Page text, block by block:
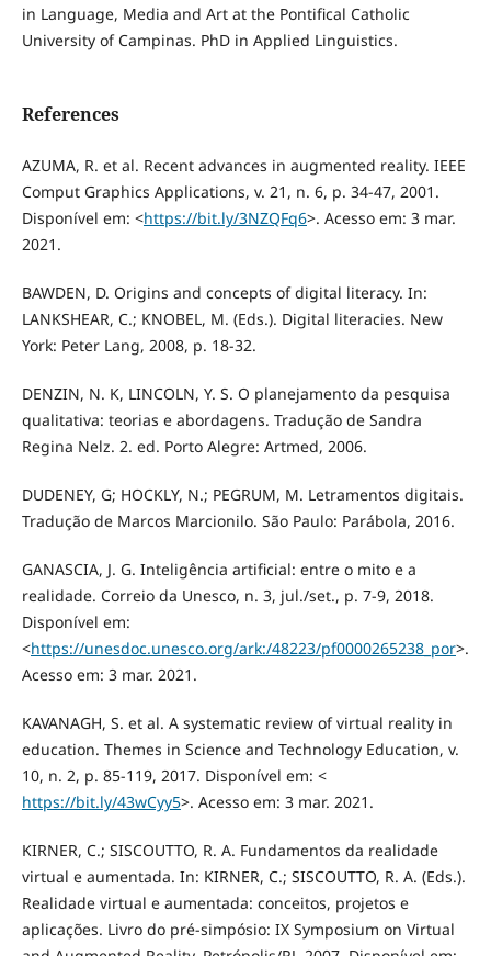
in Language, Media and Art at the Pontifical Catholic
University of Campinas. PhD in Applied Linguistics.
References
AZUMA, R. et al. Recent advances in augmented reality. IEEE
Comput Graphics Applications, v. 21, n. 6, p. 34-47, 2001.
Disponível em: <https://bit.ly/3NZQFq6>. Acesso em: 3 mar.
2021.
BAWDEN, D. Origins and concepts of digital literacy. In:
LANKSHEAR, C.; KNOBEL, M. (Eds.). Digital literacies. New
York: Peter Lang, 2008, p. 18-32.
DENZIN, N. K, LINCOLN, Y. S. O planejamento da pesquisa
qualitativa: teorias e abordagens. Tradução de Sandra
Regina Nelz. 2. ed. Porto Alegre: Artmed, 2006.
DUDENEY, G; HOCKLY, N.; PEGRUM, M. Letramentos digitais.
Tradução de Marcos Marcionilo. São Paulo: Parábola, 2016.
GANASCIA, J. G. Inteligência artificial: entre o mito e a
realidade. Correio da Unesco, n. 3, jul./set., p. 7-9, 2018.
Disponível em:
<https://unesdoc.unesco.org/ark:/48223/pf0000265238_por>.
Acesso em: 3 mar. 2021.
KAVANAGH, S. et al. A systematic review of virtual reality in
education. Themes in Science and Technology Education, v.
10, n. 2, p. 85-119, 2017. Disponível em: <
https://bit.ly/43wCyy5>. Acesso em: 3 mar. 2021.
KIRNER, C.; SISCOUTTO, R. A. Fundamentos da realidade
virtual e aumentada. In: KIRNER, C.; SISCOUTTO, R. A. (Eds.).
Realidade virtual e aumentada: conceitos, projetos e
aplicações. Livro do pré-simpósio: IX Symposium on Virtual